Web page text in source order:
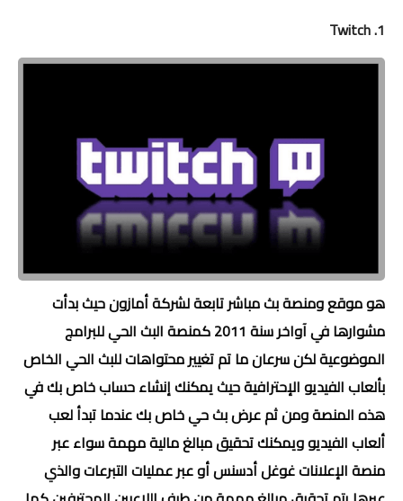
1. Twitch
هو موقع ومنصة بث مباشر تابعة لشركة أمازون حيث بدأت
مشوارها في آواخر سنة 2011 كمنصة البث الحي للبرامج
الموضوعية لكن سرعان ما تم تغيير محتواهات للبث الحي الخاص
بألعاب الفيديو الإحترافية حيث يمكنك إنشاء حساب خاص بك في
هذه المنصة ومن ثم عرض بث حي خاص بك عندما تبدأ لعب
ألعاب الفيديو ويمكنك تحقيق مبالغ مالية مهمة سواء عبر
منصة الإعلانات غوغل أدسنس أو عبر عمليات التبرعات والذي